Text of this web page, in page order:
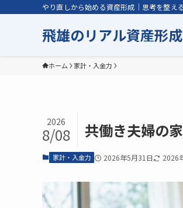
やり直しから始める資産形成｜思考を整え
飛雄のリアル資産形成
ホーム 家計・入金力
共働き夫婦の
2026
8/08
家計・入金力 2026年5月31日 2026